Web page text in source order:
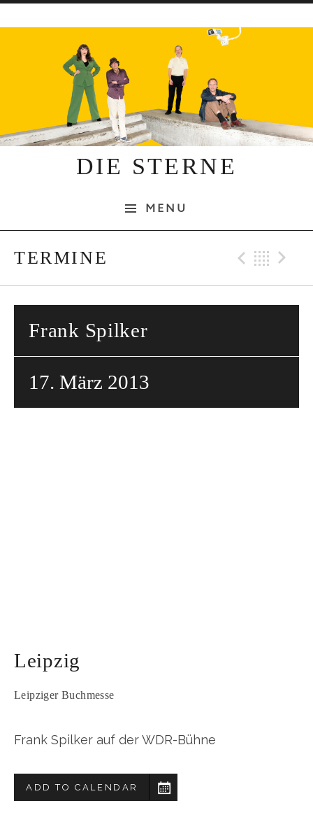
DIE STERNE
MENU
TERMINE
Frank Spilker
17. März 2013
Leipzig
Leipziger Buchmesse
Frank Spilker auf der WDR-Bühne
ADD TO CALENDAR